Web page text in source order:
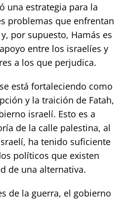
una estrategia para la
problemas que enfrentan
por supuesto, Hamás es
entre los israelíes y
a los que perjudica.
está fortaleciendo como
y la traición de Fatah,
israelí. Esto es a
de la calle palestina, al
ha tenido suficiente
políticos que existen
de una alternativa.
de la guerra, el gobierno